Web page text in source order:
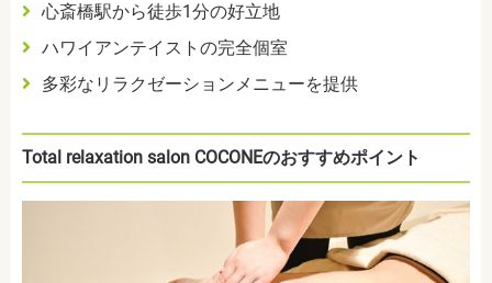
心斎橋駅から徒歩1分の好立地
ハワイアンテイストの完全個室
多彩なリラクゼーションメニューを提供
Total relaxation salon COCONEのおすすめポイント